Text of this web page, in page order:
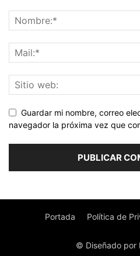
Guardar mi nombre, correo
navegador la próxima vez que
Portada Política de
© Diseñado por